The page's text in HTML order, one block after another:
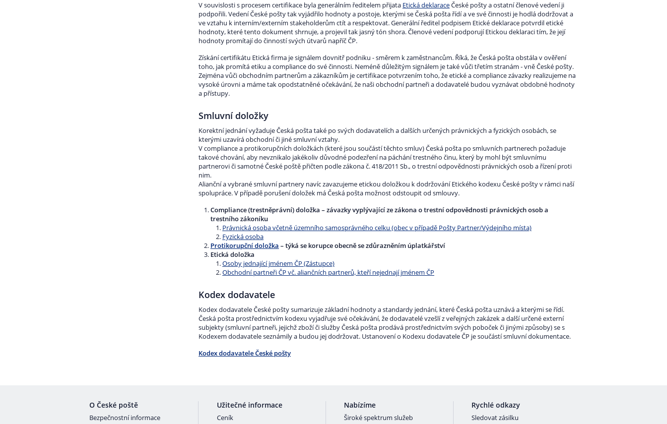
V souvislosti s procesem certifikace byla generálním ředitelem přijata Etická deklaraceČeské pošty a ostatní členové vedení ji
podpořili. Vedení České pošty tak vyjádřilo hodnoty a postoje, kterými se Česká pošta řídí a ve své činnosti je hodlá dodržovat a
ve vztahu k interním/externím stakeholderům ctít a respektovat. Generální ředitel podpisem Etické deklarace potvrdil etické
hodnoty, které tento dokument shrnuje, a projevil tak jasný tón shora. Členové vedení podporují Etickou deklaraci tím, že její
hodnoty promítají do činností svých útvarů napříč ČP.
Získání certifikátu Etická firma je signálem dovnitř podniku - směrem k zaměstnancům. Říká, že Česká pošta obstála v ověření
toho, jak promítá etiku a compliance do své činnosti. Neméně důležitým signálem je také vůči třetím stranám - vně České pošty.
Zejména vůči obchodním partnerům a zákazníkům je certifikace potvrzením toho, že etické a compliance závazky realizujeme na
vysoké úrovni a máme tak opodstatněné očekávání, že naši obchodní partneři a dodavatelé budou vyznávat obdobné hodnoty
a přístupy.
Smluvní doložky
Korektní jednání vyžaduje Česká pošta také po svých dodavatelích a dalších určených právnických a fyzických osobách, se
kterými uzavírá obchodní či jiné smluvní vztahy.
V compliance a protikorupčních doložkách (které jsou součástí těchto smluv) Česká pošta po smluvních partnerech požaduje
takové chování, aby nevznikalo jakékoliv důvodné podezření na páchání trestného činu, který by mohl být smluvnímu
partnerovi či samotné České poště přičten podle zákona č. 418/2011 Sb., o trestní odpovědnosti právnických osob a řízení proti
nim.
Alianční a vybrané smluvní partnery navíc zavazujeme etickou doložkou k dodržování Etického kodexu České pošty v rámci naší
spolupráce. V případě porušení doložek má Česká pošta možnost odstoupit od smlouvy.
Compliance (trestněprávní) doložka – závazky vyplývající ze zákona o trestní odpovědnosti právnických osob a
trestního zákoníku
Právnická osoba včetně územního samosprávného celku (obec v případě Pošty Partner/Výdejního místa)
Fyzická osoba
Protikorupční doložka – týká se korupce obecně se zdůrazněním úplatkářství
Etická doložka
Osoby jednající jménem ČP (Zástupce)
Obchodní partneři ČP vč. aliančních partnerů, kteří nejednají jménem ČP
Kodex dodavatele
Kodex dodavatele České pošty sumarizuje základní hodnoty a standardy jednání, které Česká pošta uznává a kterými se řídí.
Česká pošta prostřednictvím kodexu vyjadřuje své očekávání, že dodavatelé vzešlí z veřejných zakázek a další určené externí
subjekty (smluvní partneři, jejichž zboží či služby Česká pošta prodává prostřednictvím svých poboček či jinými způsoby) se s
Kodexem dodavatele seznámily a budou jej dodržovat. Ustanovení o Kodexu dodavatele ČP je součástí smluvní dokumentace.
Kodex dodavatele České pošty
O České poště
Bezpečnostní informace
Užitečné informace
Ceník
Nabízíme
Široké spektrum služeb
Rychlé odkazy
Sledovat zásilku